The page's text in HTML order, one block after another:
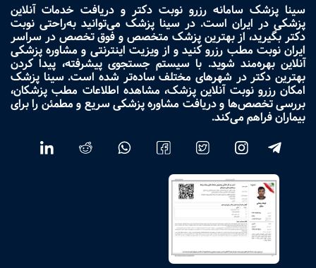
سینا پزشک سامانه رزرو نوبت دکتر و دریافت خدمات آنلاین
پزشکی در ایران است. در سینا پزشک می‌توانید به‌راحتی نوبت
دکتر بگیرید، از بهترین پزشک متخصص و فوق تخصص در سراسر
ایران نوبت مطب رزرو کنید و از ویزیت اینترنتی و مشاوره پزشکی
آنلاین بهره‌مند شوید. با سیستم جستجوی پیشرفته، پیدا کردن
بهترین دکتر در شهرهای مختلف ساده‌تر شده است. سینا پزشک
امکان رزرو نوبت آنلاین پزشک، مشاهده اطلاعات مطب پزشکان،
بررسی تخصص‌ها و دریافت مشاوره پزشکی سریع و مطمئن را برای
بیماران فراهم می‌کند.